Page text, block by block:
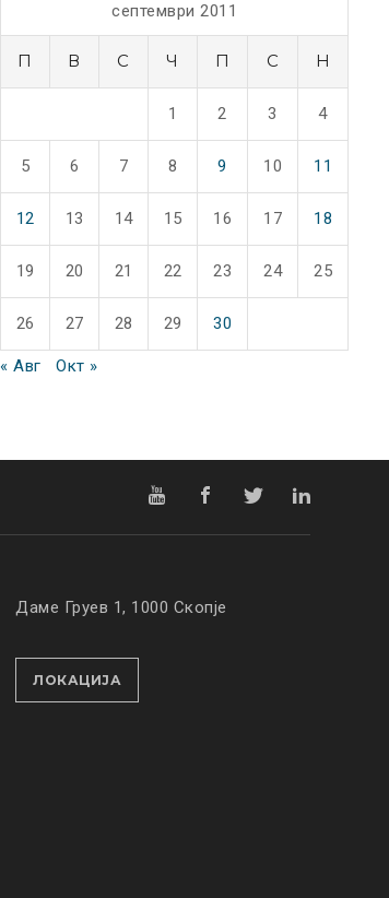
септември 2011
П В С Ч П С Н
1 2 3 4
5 6 7 8 9 10 11
12 13 14 15 16 17 18
19 20 21 22 23 24 25
26 27 28 29 30
« Авг Окт »
Даме Груев 1, 1000 Скопје
ЛОКАЦИЈА